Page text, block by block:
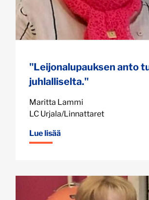
"Leijonalupauksen anto
juhlalliselta."
Maritta Lammi
LC Urjala/Linnattaret
Lue lisää